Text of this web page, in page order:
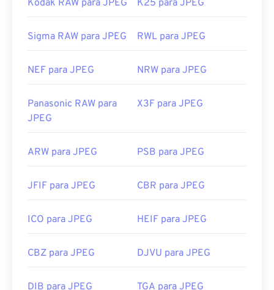
Kodak RAW para JPEG K25 para JPEG
Sigma RAW para JPEG RWL para JPEG
NEF para JPEG NRW para JPEG
Panasonic RAW para
JPEG
X3F para JPEG
ARW para JPEG PSB para JPEG
JFIF para JPEG CBR para JPEG
ICO para JPEG HEIF para JPEG
CBZ para JPEG DJVU para JPEG
DIB para JPEG TGA para JPEG